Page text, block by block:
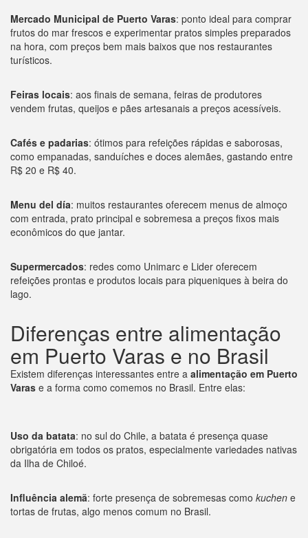
Mercado Municipal de Puerto Varas: ponto ideal para comprar
frutos do mar frescos e experimentar pratos simples preparados
na hora, com preços bem mais baixos que nos restaurantes
turísticos.
Feiras locais: aos finais de semana, feiras de produtores
vendem frutas, queijos e pães artesanais a preços acessíveis.
Cafés e padarias: ótimos para refeições rápidas e saborosas,
como empanadas, sanduíches e doces alemães, gastando entre
R$ 20 e R$ 40.
Menu del día: muitos restaurantes oferecem menus de almoço
com entrada, prato principal e sobremesa a preços fixos mais
econômicos do que jantar.
Supermercados: redes como Unimarc e Lider oferecem
refeições prontas e produtos locais para piqueniques à beira do
lago.
Diferenças entre alimentação
em Puerto Varas e no Brasil
Existem diferenças interessantes entre a alimentação em Puerto
Varas e a forma como comemos no Brasil. Entre elas:
Uso da batata: no sul do Chile, a batata é presença quase
obrigatória em todos os pratos, especialmente variedades nativas
da Ilha de Chiloé.
Influência alemã: forte presença de sobremesas como kuchen e
tortas de frutas, algo menos comum no Brasil.